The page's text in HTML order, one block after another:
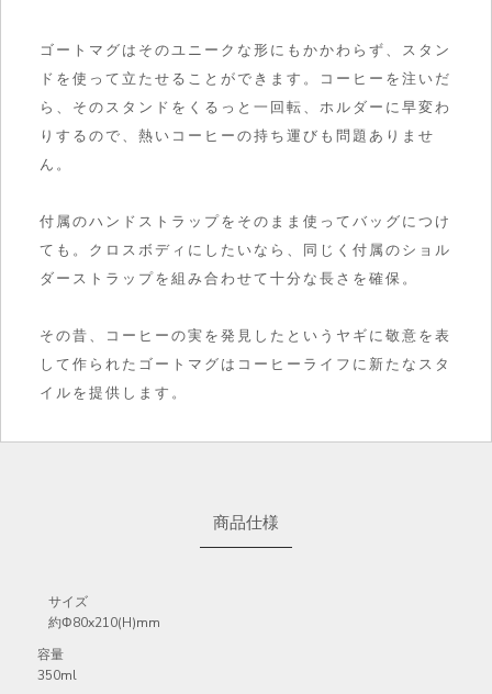
ゴートマグはそのユニークな形にもかかわらず、 スタン
ドを使って立たせることができます。コーヒーを注いだ
ら、そのスタンドをくるっと一回転、ホルダーに早変わ
りするので、熱いコーヒーの持ち運びも問題ありませ
ん。
付属のハンドストラップをそのまま使ってバッグにつけ
ても。クロスボディにしたいなら、同じく付属のショル
ダーストラップを組み合わせて十分な長さを確保。
その昔、コーヒーの実を発見したというヤギに敬意を表
して作られたゴートマグはコーヒーライフに新たなスタ
イルを提供します。
商品仕様
サイズ
約Φ80x210(H)mm
容量
350ml